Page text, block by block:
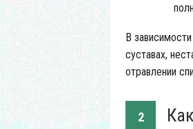
В
суставах,
отравлении
2